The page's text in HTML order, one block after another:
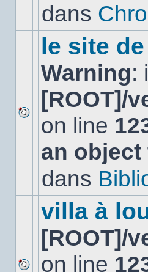
dans
sujet.
dans
Aucun
nouveau
message
non-
dans
le site
Warning:
[ROOT]/
on line
an
dans
villa à
[ROOT]/
on line